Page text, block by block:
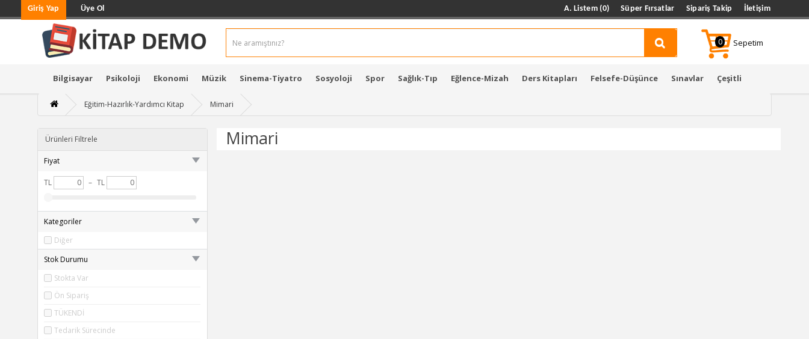
Giriş Yap Üye Ol A. Listem (0) Süper Fırsatlar Sipariş Takip İletişim
0 Sepetim
Bilgisayar Psikoloji Ekonomi Müzik Sinema-Tiyatro Sosyoloji Spor Sağlık-Tıp Eğlence-Mizah Ders Kitapları Felsefe-Düşünce Sınavlar Çeşitli
Eğitim-Hazırlık-Yardımcı Kitap Mimari
Ürünleri Filtrele
Fiyat
TL – TL
Kategoriler
Diğer
Stok Durumu
Stokta Var
Ön Sipariş
TÜKENDİ
Tedarik Sürecinde
Mimari